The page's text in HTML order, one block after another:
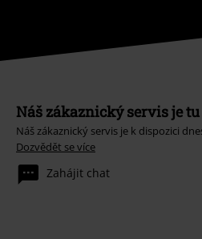
Náš zákaznický servis je
Náš zákaznický servis je k dispozici
Dozvědět se více
Zahájit chat